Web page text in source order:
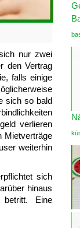
nur zwei
den Vertrag
falls einige
sich so bald
verlieren
Mietverträge
weiterhin
sich
hinaus
Eine